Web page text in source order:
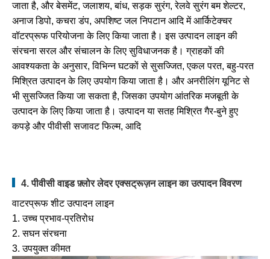
जाता है, और बेसमेंट, जलाशय, बांध, सड़क सुरंग, रेलवे सुरंग बम शेल्टर,
अनाज डिपो, कचरा डंप, अपशिष्ट जल निपटान आदि में आर्किटेक्चर
वॉटरप्रूफ परियोजना के लिए किया जाता है। इस उत्पादन लाइन की
संरचना सरल और संचालन के लिए सुविधाजनक है। ग्राहकों की
आवश्यकता के अनुसार, विभिन्न घटकों से सुसज्जित, एकल परत, बहु-परत
मिश्रित उत्पादन के लिए उपयोग किया जाता है। और अनरीलिंग यूनिट से
भी सुसज्जित किया जा सकता है, जिसका उपयोग आंतरिक मजबूती के
उत्पादन के लिए किया जाता है। उत्पादन या सतह मिश्रित गैर-बुने हुए
कपड़े और पीवीसी सजावट फिल्म, आदि
4. पीवीसी वाइड फ़्लोर लेदर एक्सट्रूज़न लाइन का उत्पादन विवरण
वाटरप्रूफ शीट उत्पादन लाइन
1. उच्च प्रभाव-प्रतिरोध
2. सघन संरचना
3. उपयुक्त कीमत